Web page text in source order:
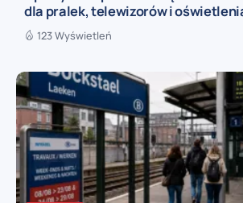
dla pralek, telewizorów i
123 Wyświetleń